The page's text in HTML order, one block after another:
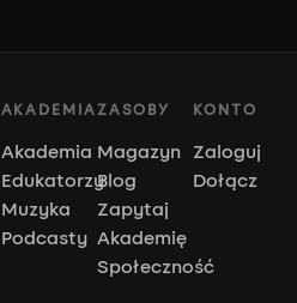
AKADEMIA
Akademia
Edukatorzy
Muzyka
Podcasty
ZASOBY
Magazyn
Blog
Zapytaj
Akademię
Społeczność
KONTO
Zaloguj
Dołącz